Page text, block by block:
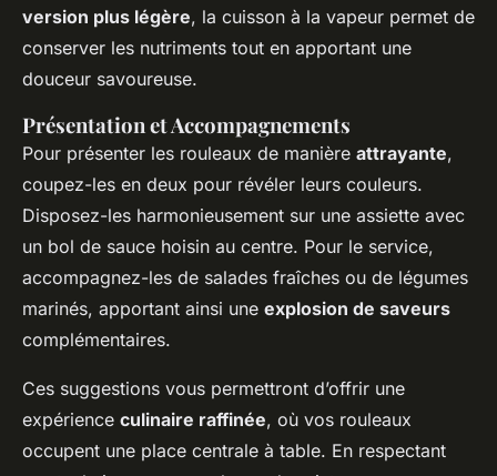
version plus légère, la cuisson à la vapeur permet de
conserver les nutriments tout en apportant une
douceur savoureuse.
Présentation et Accompagnements
Pour présenter les rouleaux de manière attrayante,
coupez-les en deux pour révéler leurs couleurs.
Disposez-les harmonieusement sur une assiette avec
un bol de sauce hoisin au centre. Pour le service,
accompagnez-les de salades fraîches ou de légumes
marinés, apportant ainsi une explosion de saveurs
complémentaires.
Ces suggestions vous permettront d’offrir une
expérience culinaire raffinée, où vos rouleaux
occupent une place centrale à table. En respectant